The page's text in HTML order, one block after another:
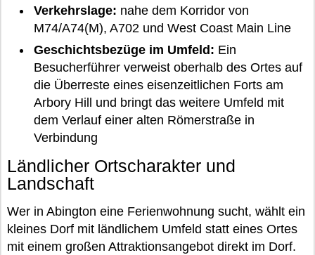
Verkehrslage: nahe dem Korridor von
M74/A74(M), A702 und West Coast Main Line
Geschichtsbezüge im Umfeld: Ein
Besucherführer verweist oberhalb des Ortes auf
die Überreste eines eisenzeitlichen Forts am
Arbory Hill und bringt das weitere Umfeld mit
dem Verlauf einer alten Römerstraße in
Verbindung
Ländlicher Ortscharakter und
Landschaft
Wer in Abington eine Ferienwohnung sucht, wählt ein
kleines Dorf mit ländlichem Umfeld statt eines Ortes
mit einem großen Attraktionsangebot direkt im Dorf.